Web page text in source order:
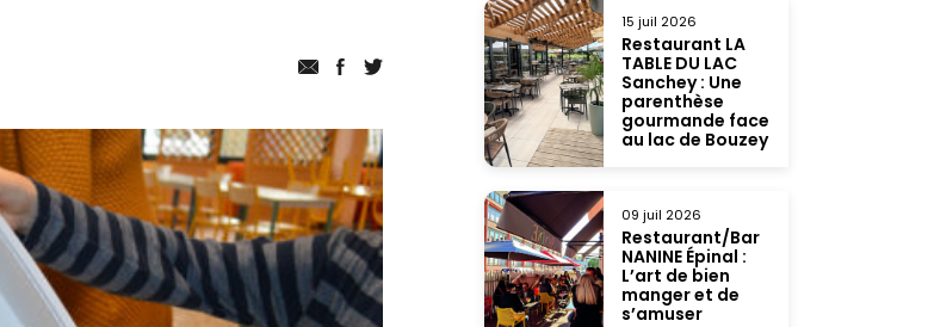
15 juil 2026
Restaurant LA
TABLE DU LAC
Sanchey : Une
parenthèse
gourmande face
au lac de Bouzey
09 juil 2026
Restaurant/Bar
NANINE Épinal :
L’art de bien
manger et de
s’amuser